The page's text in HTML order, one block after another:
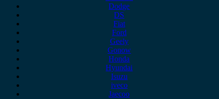
Dodge
DS
Fiat
Ford
Geely
Gonow
Honda
Hyundai
Isuzu
iveco
Jaecoo